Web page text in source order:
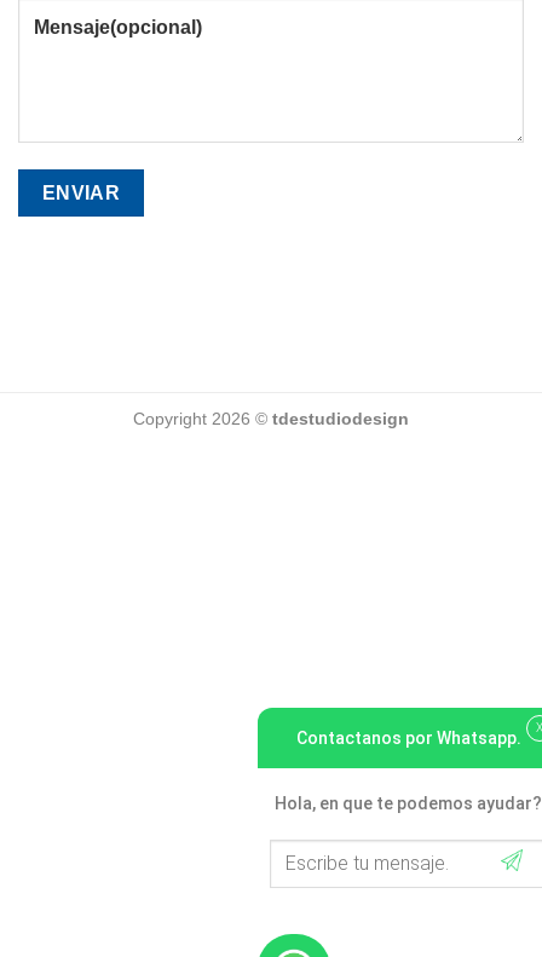
X
Contactanos por Whatsapp.
Hola, en que te podemos ayudar?
Copyright 2026 © tdestudiodesign